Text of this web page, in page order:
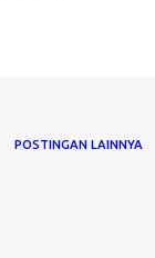
POSTINGAN LAINNYA